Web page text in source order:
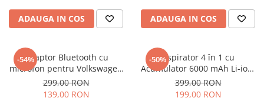
ADAUGA IN COS ADAUGA IN COS
-54%
Adaptor Bluetooth cu
microfon pentru Volkswagen
și Skoda – Modul Audio AUX,
compatibil RCD310/510,
RNS310/510
299,00 RON
139,00 RON
-50%Aspirator 4 în 1 cu
Acumulator 6000 mAh Li-ion,
18000PA, 3 viteze 120W
Power, culoare Negru-Gold
399,00 RON
199,00 RON